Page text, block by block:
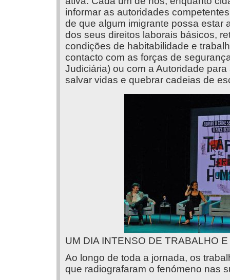
informar as autoridades
de que algum imigrante possa estar
dos seus direitos laborais básicos,
condições de habitabilidade e
contacto com as forças de
Judiciária) ou com a Autoridade
salvar vidas e quebrar cadeias de
UM DIA INTENSO DE TRABALHO
Ao longo de toda a jornada, os
que radiografaram o fenómeno nas